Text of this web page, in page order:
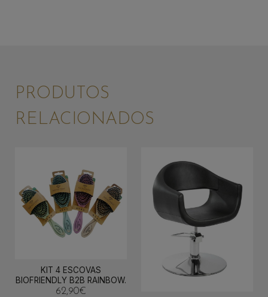
PRODUTOS
RELACIONADOS
KIT 4 ESCOVAS
BIOFRIENDLY B2B RAINBOW.
62,90€